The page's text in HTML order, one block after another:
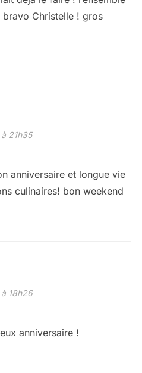
Christelle ! gros
21h35
anniversaire et longue vie
culinaires! bon weekend
18h26
anniversaire !